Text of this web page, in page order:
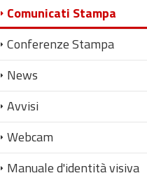
Comunicati Stampa
Conferenze Stampa
News
Avvisi
Webcam
Manuale d'identità visiva